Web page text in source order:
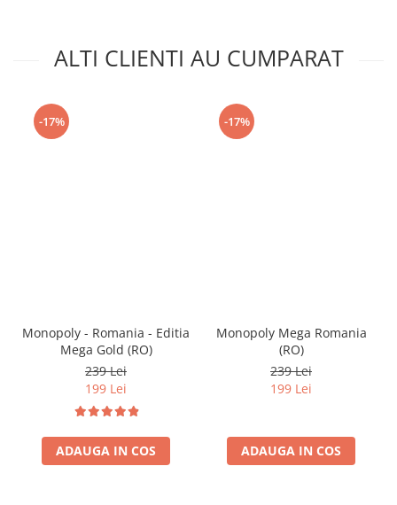
ALTI CLIENTI AU CUMPARAT
-17%
Monopoly - Romania - Editia
Mega Gold (RO)
239 Lei
199 Lei
ADAUGA IN COS
-17%
Monopoly Mega Romania
(RO)
239 Lei
199 Lei
ADAUGA IN COS